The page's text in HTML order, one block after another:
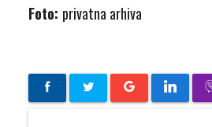
Foto: privatna arhiva